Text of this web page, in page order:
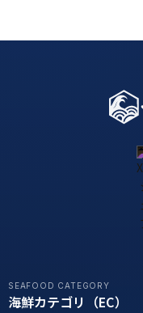
SEAFOOD CATEGORY
海鮮カテゴリ（EC）